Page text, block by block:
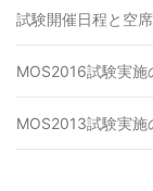
試験開催日程と空
MOS2016試験実施
MOS2013試験実施